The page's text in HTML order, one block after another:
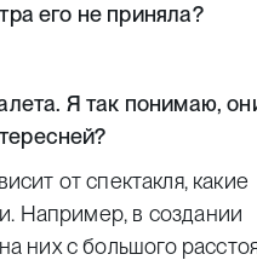
его не приняла?
Я так понимаю,
от спектакля, какие
Например, в создании
них с большого